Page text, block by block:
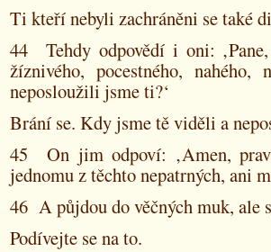
Ti kteří nebyli zachráněni se také
44 Tehdy odpovědí i oni:
žíznivého, pocestného,
neposloužili jsme ti?‘
Brání se. Kdy jsme tě viděli a
45 On jim odpoví: ‚Amen,
jednomu z těchto nepatrných, ani
46 A půjdou do věčných muk, ale
Podívejte se na to.